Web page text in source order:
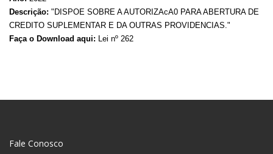
Descrição: "DISPOE SOBRE A AUTORIZAcA0 PARA ABERTURA DE
CREDITO SUPLEMENTAR E DA OUTRAS PROVIDENCIAS."
Faça o Download aqui: Lei nº 262
Fale Conosco